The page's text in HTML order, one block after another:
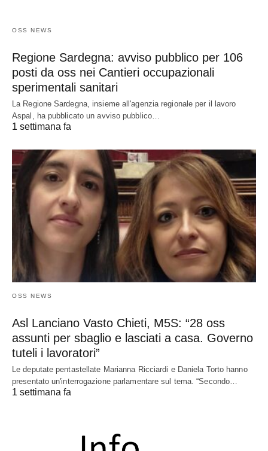
OSS NEWS
Regione Sardegna: avviso pubblico per 106
posti da oss nei Cantieri occupazionali
sperimentali sanitari
La Regione Sardegna, insieme all'agenzia regionale per il lavoro
Aspal, ha pubblicato un avviso pubblico…
1 settimana fa
OSS NEWS
Asl Lanciano Vasto Chieti, M5S: “28 oss
assunti per sbaglio e lasciati a casa. Governo
tuteli i lavoratori”
Le deputate pentastellate Marianna Ricciardi e Daniela Torto hanno
presentato un'interrogazione parlamentare sul tema. “Secondo…
1 settimana fa